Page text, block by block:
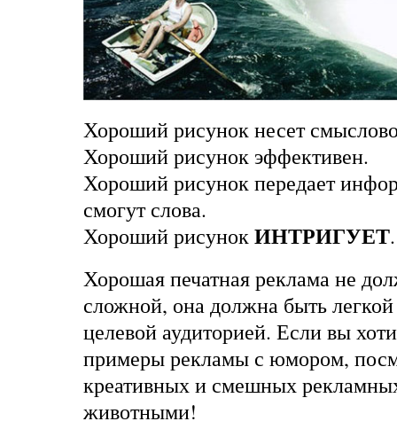
Хороший рисунок несет
Хороший рисунок эффективен.
Хороший рисунок передает
смогут слова.
Хороший рисунокИНТРИГУЕТ.
Хорошая печатная реклама не
сложной, она должна быть
целевой аудиторией. Если вы
примеры рекламы с юмором,
креативных и смешных
животными!